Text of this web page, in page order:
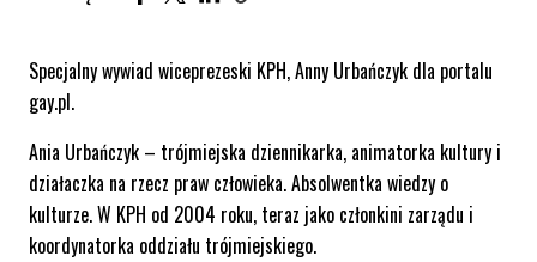
Specjalny wywiad wiceprezeski KPH, Anny Urbańczyk dla portalu
gay.pl.
Ania Urbańczyk – trójmiejska dziennikarka, animatorka kultury i
działaczka na rzecz praw człowieka. Absolwentka wiedzy o
kulturze. W KPH od 2004 roku, teraz jako członkini zarządu i
koordynatorka oddziału trójmiejskiego.